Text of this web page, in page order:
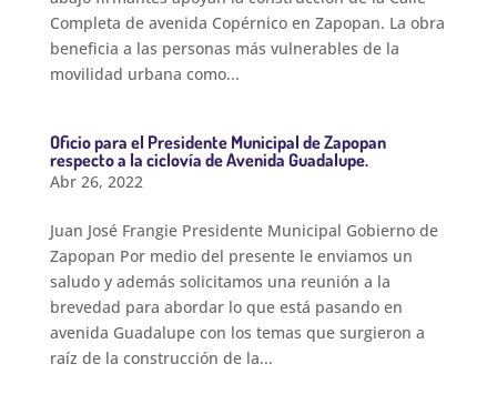
Completa de avenida Copérnico en Zapopan. La obra
beneficia a las personas más vulnerables de la
movilidad urbana como...
Oficio para el Presidente Municipal de Zapopan
respecto a la ciclovía de Avenida Guadalupe.
Abr 26, 2022
Juan José Frangie Presidente Municipal Gobierno de
Zapopan Por medio del presente le enviamos un
saludo y además solicitamos una reunión a la
brevedad para abordar lo que está pasando en
avenida Guadalupe con los temas que surgieron a
raíz de la construcción de la...